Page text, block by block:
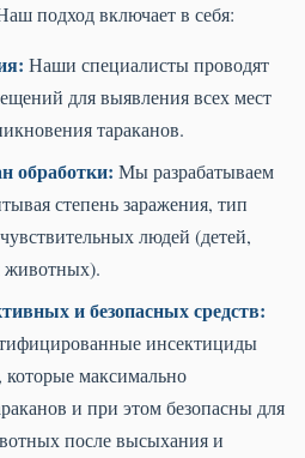
подход включает в себя:
Наши специалисты проводят
для выявления всех мест
тараканов.
обработки: Мы разрабатываем
степень заражения, тип
людей (детей,
животных).
и безопасных средств:
инсектициды
которые максимально
и при этом безопасны для
после высыхания и